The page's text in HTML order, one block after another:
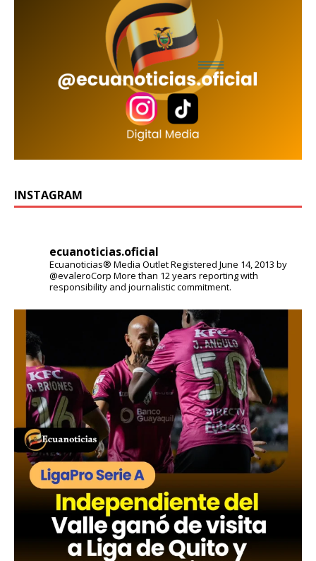
INSTAGRAM
ecuanoticias.oficial
Ecuanoticias® Media OutletRegistered June 14, 2013 by
@evaleroCorp More than 12 years reporting with
responsibility and journalistic commitment.